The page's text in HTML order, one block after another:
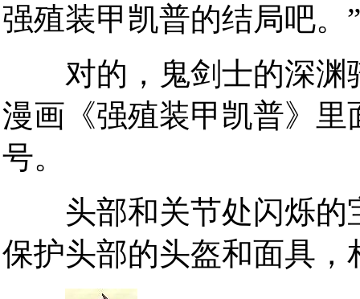
强殖装甲凯普的结局吧。”
对的，鬼剑士的深渊
漫画《强殖装甲凯普》
号。
头部和关节处闪烁的
保护头部的头盔和面具，